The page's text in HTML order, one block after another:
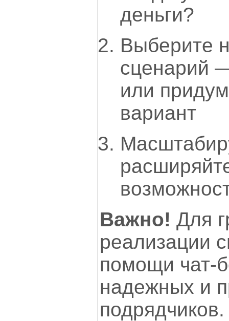
деньги?
Выберите
сценарий
или
вариант
Важно! Для
реализации
помощи чат-
надежных и
подрядчиков.